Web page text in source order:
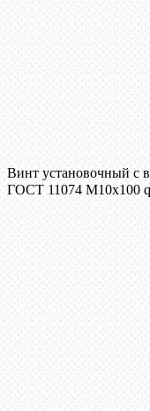
Винт установочный с
ГОСТ 11074 М10x100